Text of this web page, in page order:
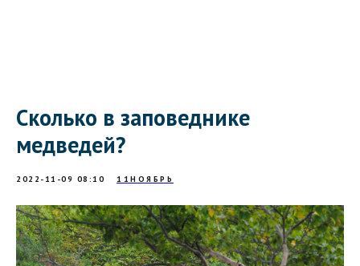
Сколько в заповеднике
медведей?
2022-11-09 08:10 11НОЯБРЬ